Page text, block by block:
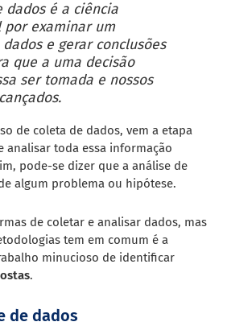
dados é a ciência
por examinar um
e gerar conclusões
que a uma decisão
ser tomada e nossos
de coleta de dados, vem a etapa
analisar toda essa informação
pode-se dizer que a análise de
algum problema ou hipótese.
de coletar e analisar dados, mas
tem em comum é a
minucioso de identificar
.
de dados